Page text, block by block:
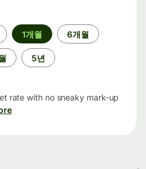
1개월 6개월
5년
rate with no sneaky mark-up